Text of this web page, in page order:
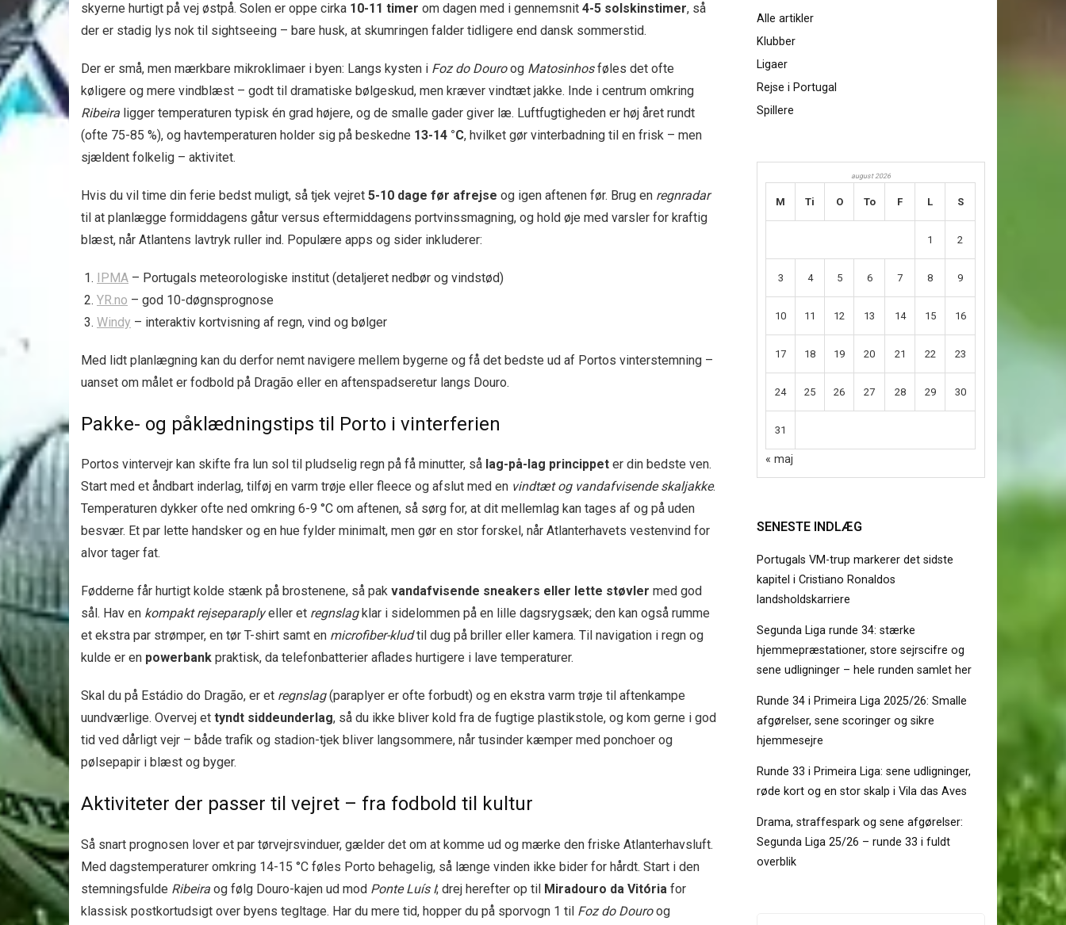
skyerne hurtigt på vej østpå. Solen er oppe cirka 10-11 timer om dagen med i gennemsnit 4-5 solskinstimer, så
der er stadig lys nok til sightseeing – bare husk, at skumringen falder tidligere end dansk sommerstid.
Der er små, men mærkbare mikroklimaer i byen: Langs kysten i Foz do Douroog Matosinhosføles det ofte
køligere og mere vindblæst – godt til dramatiske bølgeskud, men kræver vindtæt jakke. Inde i centrum omkring
Ribeira ligger temperaturen typisk én grad højere, og de smalle gader giver læ. Luftfugtigheden er høj året rundt
(ofte 75-85 %), og havtemperaturen holder sig på beskedne 13-14 °C, hvilket gør vinterbadning til en frisk – men
sjældent folkelig – aktivitet.
Hvis du vil time din ferie bedst muligt, så tjek vejret 5-10 dage før afrejse og igen aftenen før. Brug en regnradar
til at planlægge formiddagens gåtur versus eftermiddagens portvins­smagning, og hold øje med varsler for kraftig
blæst, når Atlantens lavtryk ruller ind. Populære apps og sider inkluderer:
IPMA – Portugals meteorologiske institut (detaljeret nedbør og vindstød)
YR.no – god 10-døgnsprognose
Windy – interaktiv kortvisning af regn, vind og bølger
Med lidt planlægning kan du derfor nemt navigere mellem bygerne og få det bedste ud af Portos vinterstemning –
uanset om målet er fodbold på Dragão eller en aftenspadseretur langs Douro.
Pakke- og påklædningstips til Porto i vinterferien
Portos vintervejr kan skifte fra lun sol til pludselig regn på få minutter, så lag-på-lag princippet er din bedste ven.
Start med et åndbart inderlag, tilføj en varm trøje eller fleece og afslut med en vindtæt og vandafvisende skaljakke.
Temperaturen dykker ofte ned omkring 6-9 °C om aftenen, så sørg for, at dit mellemlag kan tages af og på uden
besvær. Et par lette handsker og en hue fylder minimalt, men gør en stor forskel, når Atlanterhavets vestenvind for
alvor tager fat.
Fødderne får hurtigt kolde stænk på brostenene, så pak vandafvisende sneakers eller lette støvler med god
sål. Hav en kompakt rejseparaplyeller et regnslagklar i sidelommen på en lille dagsrygsæk; den kan også rumme
et ekstra par strømper, en tør T-shirt samt en microfiber-kludtil dug på briller eller kamera. Til navigation i regn og
kulde er en powerbank praktisk, da telefonbatterier aflades hurtigere i lave temperaturer.
Skal du på Estádio do Dragão, er et regnslag(paraplyer er ofte forbudt) og en ekstra varm trøje til aftenkampe
uundværlige. Overvej et tyndt siddeunderlag, så du ikke bliver kold fra de fugtige plastikstole, og kom gerne i god
tid ved dårligt vejr – både trafik og stadion-tjek bliver langsommere, når tusinder kæmper med ponchoer og
pølsepapir i blæst og byger.
Aktiviteter der passer til vejret – fra fodbold til kultur
Så snart prognosen lover et par tørvejrsvinduer, gælder det om at komme ud og mærke den friske Atlanterhavs­luft.
Med dags­temperaturer omkring 14-15 °C føles Porto behagelig, så længe vinden ikke bider for hårdt. Start i den
stemningsfulde Ribeira og følg Douro-kajen ud mod Ponte Luís I; drej herefter op til Miradouro da Vitória for
klassisk postkort­udsigt over byens tegl­tage. Har du mere tid, hopper du på sporvogn 1 til Foz do Douroog
Alle artikler
Klubber
Ligaer
Rejse i Portugal
Spillere
august 2026
M Ti O To F L S
1 2
3 4 5 6 7 8 9
10 11 12 13 14 15 16
17 18 19 20 21 22 23
24 25 26 27 28 29 30
31
« maj
SENESTE INDLÆG
Portugals VM-trup markerer det sidste
kapitel i Cristiano Ronaldos
landsholdskarriere
Segunda Liga runde 34: stærke
hjemmepræstationer, store sejrscifre og
sene udligninger – hele runden samlet her
Runde 34 i Primeira Liga 2025/26: Smalle
afgørelser, sene scoringer og sikre
hjemmesejre
Runde 33 i Primeira Liga: sene udligninger,
røde kort og en stor skalp i Vila das Aves
Drama, straffespark og sene afgørelser:
Segunda Liga 25/26 – runde 33 i fuldt
overblik